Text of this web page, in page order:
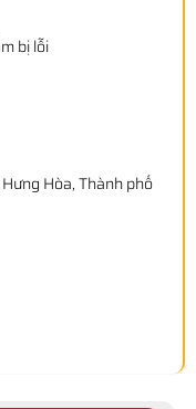
bị lỗi
Hòa, Thành phố